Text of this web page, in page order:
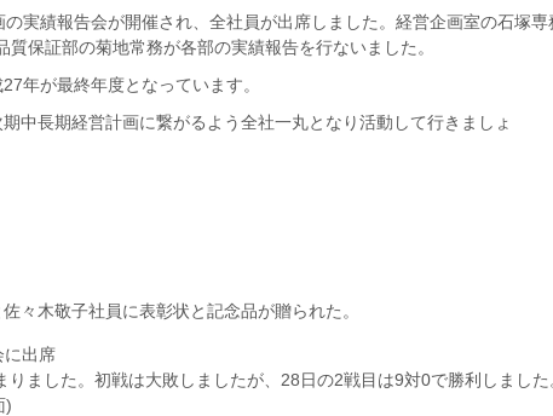
実績報告会が開催され、全社員が出席しました。経営企画室の石塚専
保証部の菊地常務が各部の実績報告を行ないました。
年が最終年度となっています。
中長期経営計画に繋がるよう全社一丸となり活動して行きましょ
々木敬子社員に表彰状と記念品が贈られた。
に出席
りました。初戦は大敗しましたが、28日の2戦目は9対0で勝利しました
)